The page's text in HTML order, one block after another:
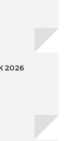
2026